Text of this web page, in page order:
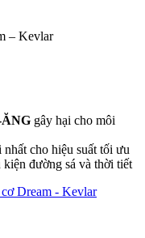
– Kevlar
gây hại cho môi
nhất cho hiệu suất tối ưu
đường sá và thời tiết
Dream - Kevlar